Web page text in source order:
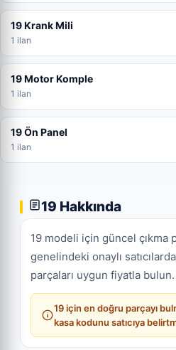
19 Krank Mili
1 ilan
19 Motor Komple
1 ilan
19 Ön Panel
1 ilan
19 Hakkında
19 modeli için güncel çıkma
genelindeki onaylı
parçaları uygun fiyatla bulun.
19 için en doğru parçayı
kasa kodunu satıcıya